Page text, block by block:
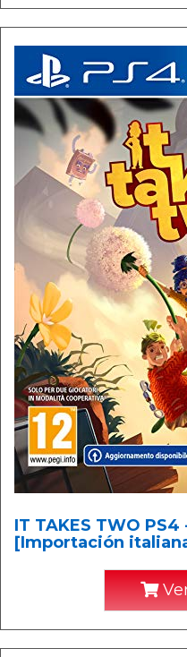
IT TAKES TWO
[Importación